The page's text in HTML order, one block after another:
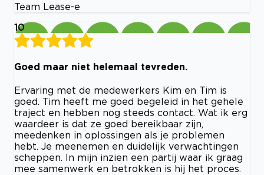
Team Lease-e
10
Goed maar niet helemaal tevreden.
Ervaring met de medewerkers Kim en Tim is
goed. Tim heeft me goed begeleid in het gehele
traject en hebben nog steeds contact. Wat ik erg
waardeer is dat ze goed bereikbaar zijn,
meedenken in oplossingen als je problemen
hebt. Je meenemen en duidelijk verwachtingen
scheppen. In mijn inzien een partij waar ik graag
mee samenwerk en betrokken is hij het proces.